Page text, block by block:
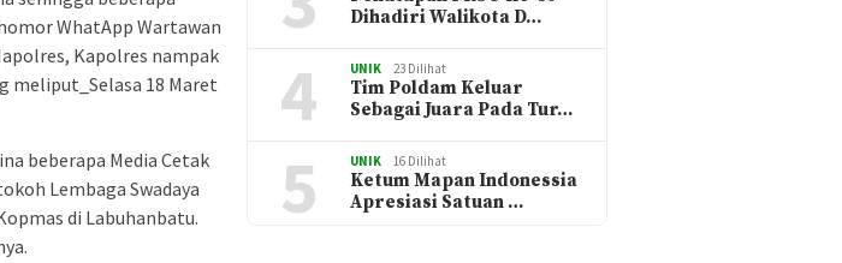
WhatApp Wartawan
Kapolres nampak
meliput_Selasa 18 Maret
beberapa Media Cetak
Lembaga Swadaya
di Labuhanbatu.
Dihadiri Walikota D…
4 UNIK 23 Dilihat
Tim Poldam Keluar
Sebagai Juara Pada Tur…
5 UNIK 16 Dilihat
Ketum Mapan Indonessia
Apresiasi Satuan …